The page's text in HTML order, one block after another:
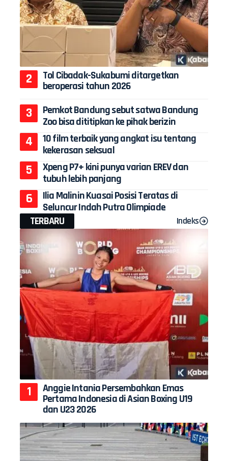
Tol Cibadak-Sukabumi ditargetkan
beroperasi tahun 2026
Pemkot Bandung sebut satwa Bandung
Zoo bisa dititipkan ke pihak berizin
10 film terbaik yang angkat isu tentang
kekerasan seksual
Xpeng P7+ kini punya varian EREV dan
tubuh lebih panjang
Ilia Malinin Kuasai Posisi Teratas di
Seluncur Indah Putra Olimpiade
TERBARU
Indeks
Anggie Intania Persembahkan Emas
Pertama Indonesia di Asian Boxing U19
dan U23 2026